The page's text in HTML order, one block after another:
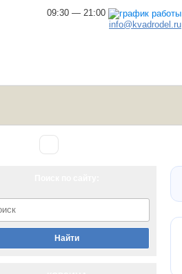
09:30 — 21:00
info@kvadrodel.ru
Найти